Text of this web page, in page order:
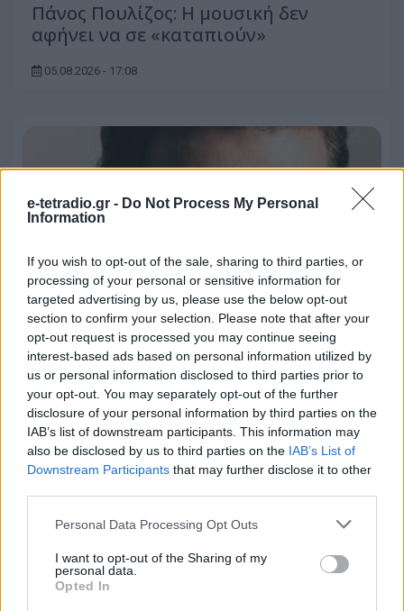
e-tetradio.gr - Do Not Process My Personal
Information
If you wish to opt-out of the sale, sharing to third parties, or
processing of your personal or sensitive information for
targeted advertising by us, please use the below opt-out
section to confirm your selection. Please note that after your
opt-out request is processed you may continue seeing
interest-based ads based on personal information utilized by
us or personal information disclosed to third parties prior to
your opt-out. You may separately opt-out of the further
disclosure of your personal information by third parties on the
IAB’s list of downstream participants. This information may
also be disclosed by us to third parties on the IAB’s List of
Downstream Participants that may further disclose it to other
Personal Data Processing Opt Outs
I want to opt-out of the Sharing of my
personal data.
Opted In
Πάνος Πουλίζος: Η μουσική δεν
αφήνει να σε «καταπιούν»
05.08.2026 - 17:08
Στεκόμαστε στο πλευρό του Μανώλη
Μητσιά και κάθε ερμηνευτή
29.07.2026 - 18:31